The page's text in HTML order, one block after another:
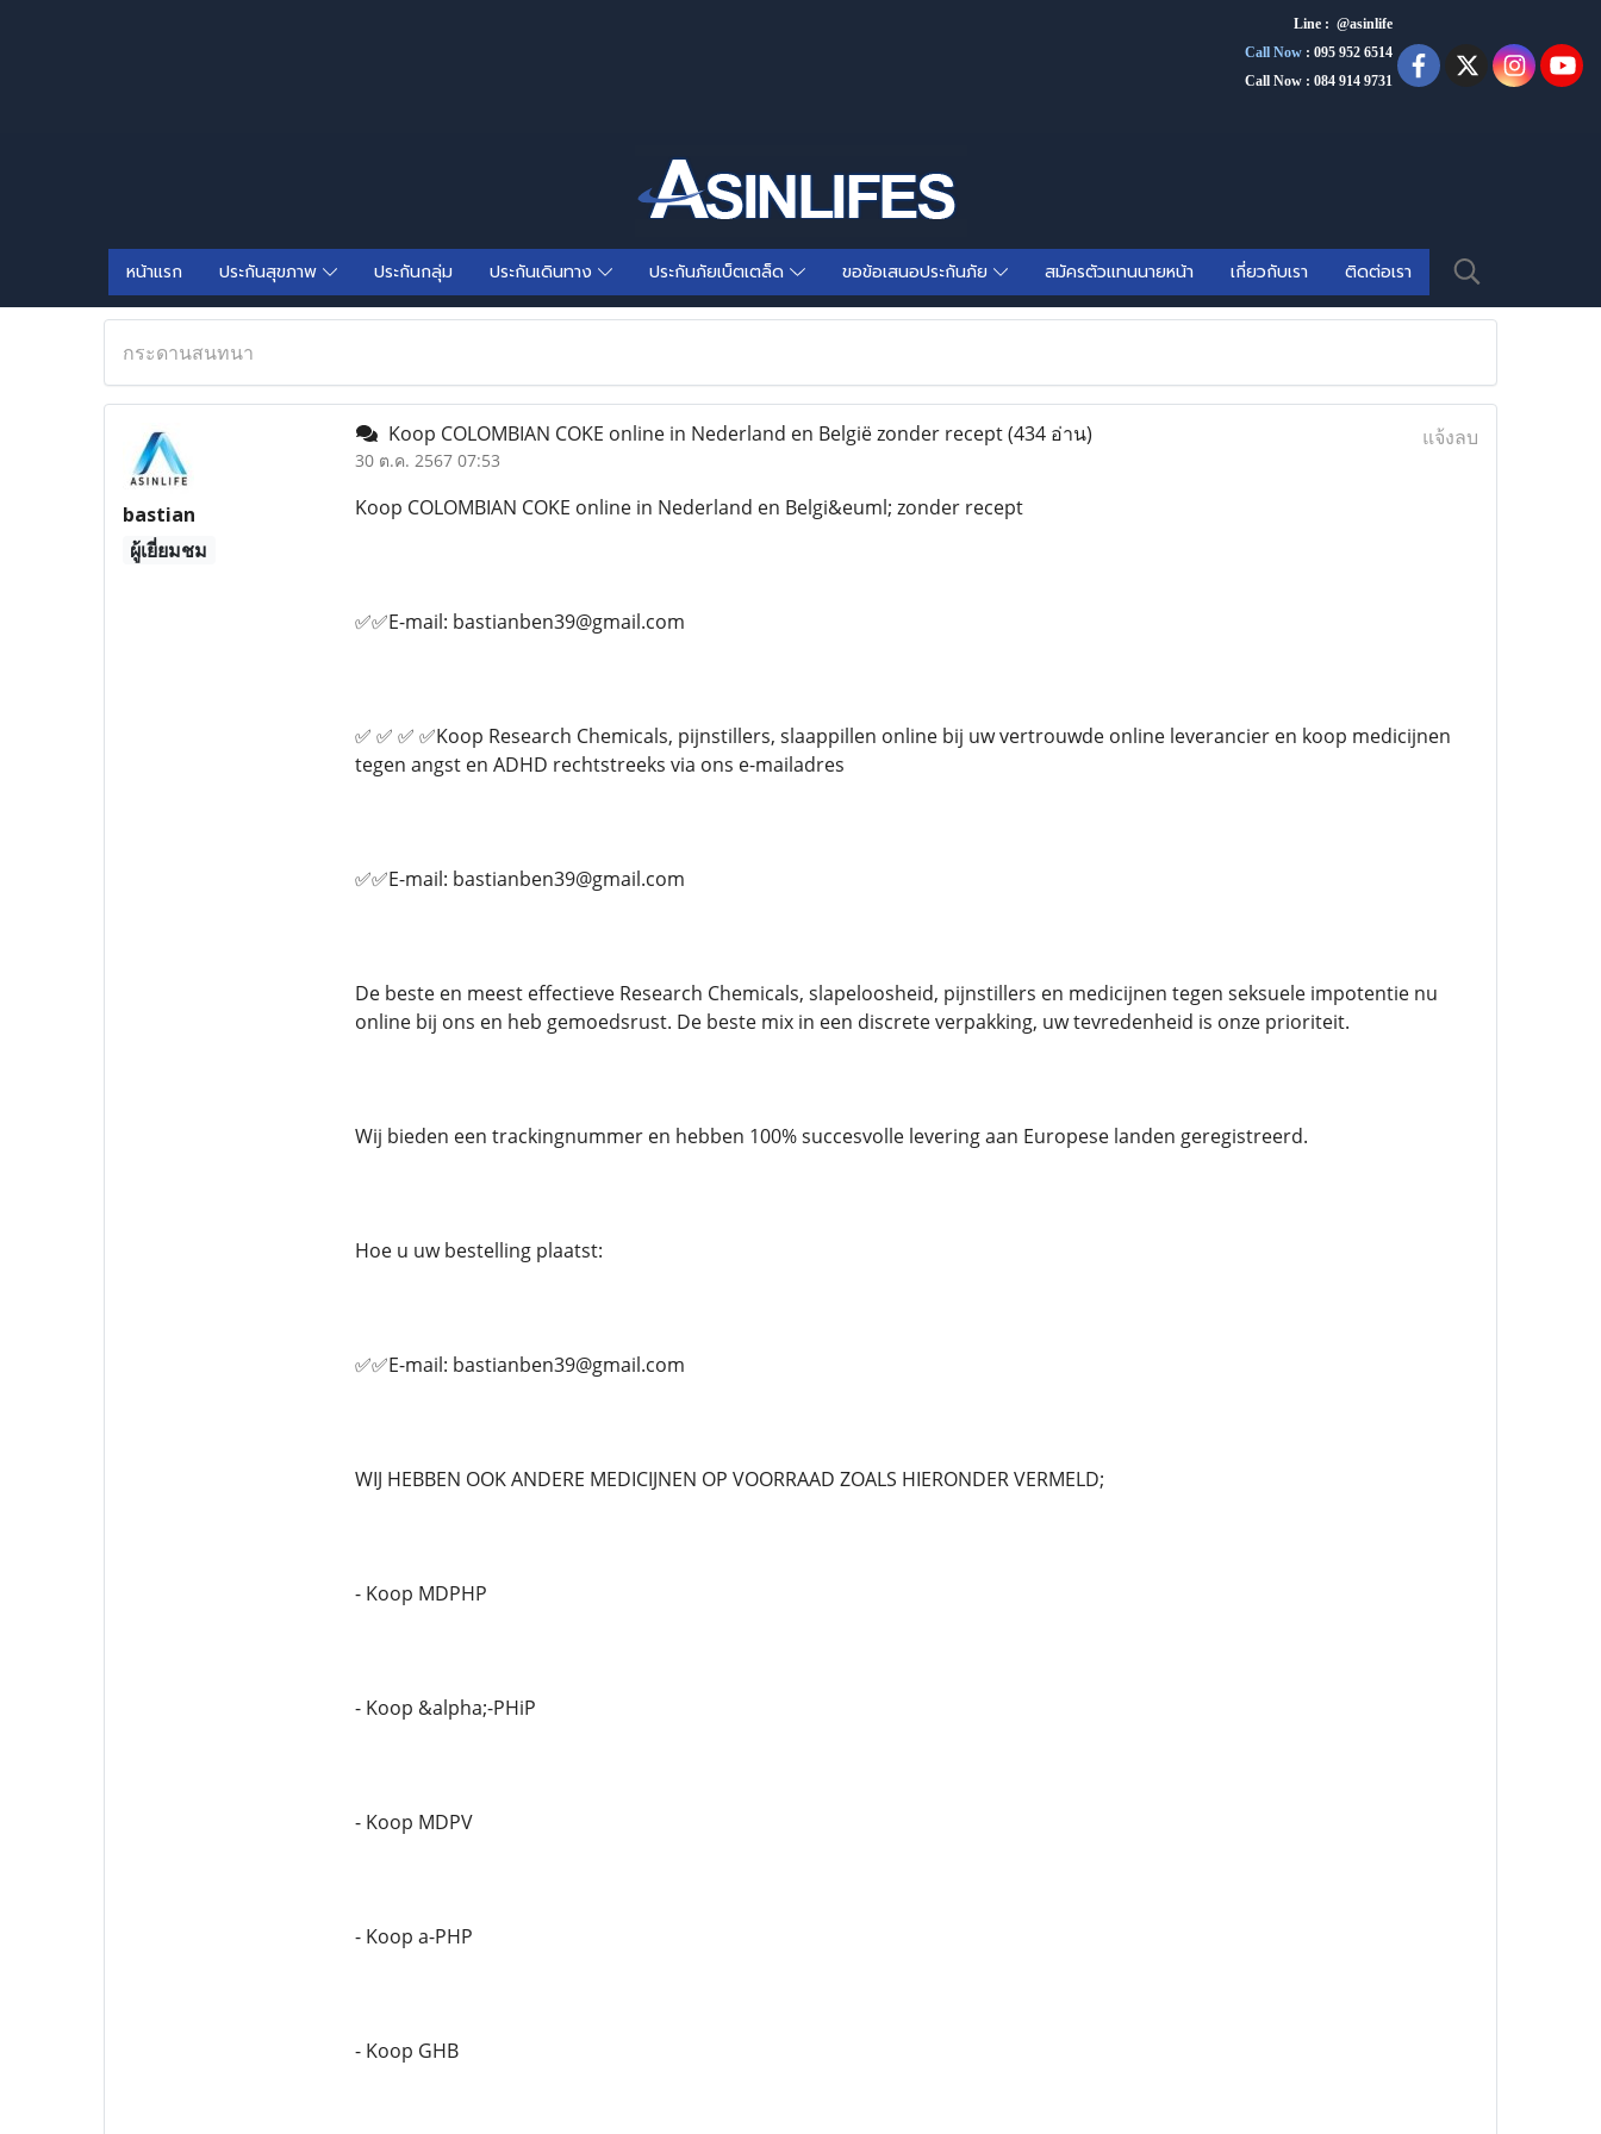
Line : @asinlife
Call Now : 095 952 6514
Call Now : 084 914 9731
หน้าแรก ประกันสุขภาพ ประกันกลุ่ม ประกันเดินทาง ประกันภัยเบ็ตเตล็ด ขอข้อเสนอประกันภัย สมัครตัวแทนนายหน้า เกี่ยวกับเรา ติดต่อเรา
กระดานสนทนา
bastian
ผู้เยี่ยมชม
Koop COLOMBIAN COKE online in Nederland en België zonder recept(434 อ่าน)
30 ต.ค. 2567 07:53
แจ้งลบ
Koop COLOMBIAN COKE online in Nederland en Belgi&euml; zonder recept
✅✅E-mail: bastianben39@gmail.com
✅ ✅ ✅ ✅Koop Research Chemicals, pijnstillers, slaappillen online bij uw vertrouwde online leverancier en koop medicijnen
tegen angst en ADHD rechtstreeks via ons e-mailadres
✅✅E-mail: bastianben39@gmail.com
De beste en meest effectieve Research Chemicals, slapeloosheid, pijnstillers en medicijnen tegen seksuele impotentie nu
online bij ons en heb gemoedsrust. De beste mix in een discrete verpakking, uw tevredenheid is onze prioriteit.
Wij bieden een trackingnummer en hebben 100% succesvolle levering aan Europese landen geregistreerd.
Hoe u uw bestelling plaatst:
✅✅E-mail: bastianben39@gmail.com
WIJ HEBBEN OOK ANDERE MEDICIJNEN OP VOORRAAD ZOALS HIERONDER VERMELD;
- Koop MDPHP
- Koop &alpha;-PHiP
- Koop MDPV
- Koop a-PHP
- Koop GHB